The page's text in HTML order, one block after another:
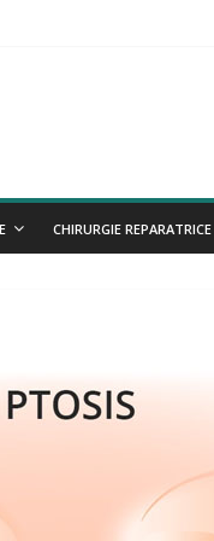
CHIRURGIE REPARATRICE